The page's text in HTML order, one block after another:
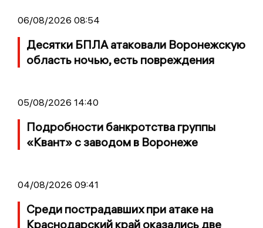
06/08/2026 08:54
Десятки БПЛА атаковали Воронежскую
область ночью, есть повреждения
05/08/2026 14:40
Подробности банкротства группы
«Квант» с заводом в Воронеже
04/08/2026 09:41
Среди пострадавших при атаке на
Краснодарский край оказались две